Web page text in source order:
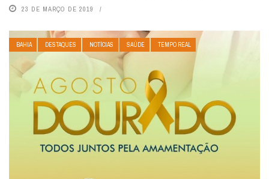
23 DE MARÇO DE 2019
BAHIA DESTAQUES NOTÍCIAS SAÚDE TEMPO REAL